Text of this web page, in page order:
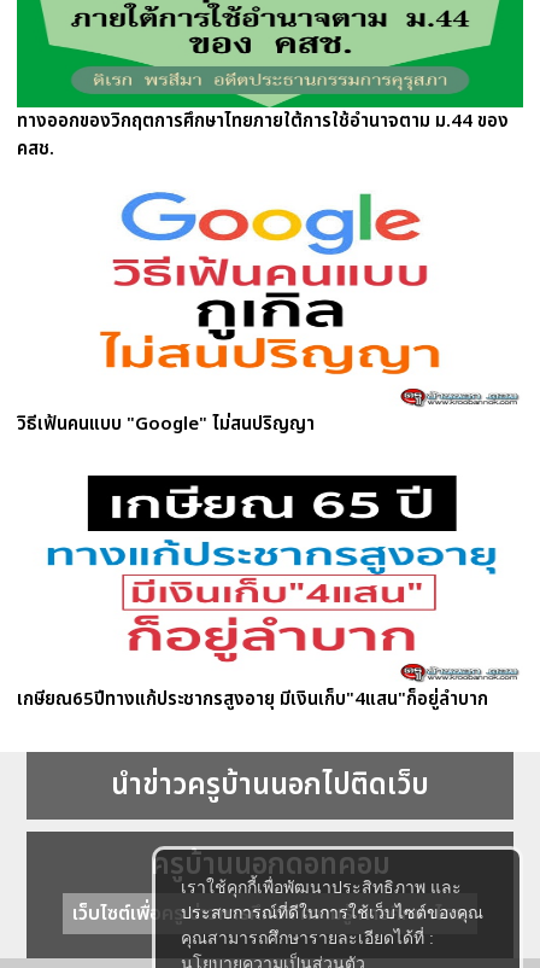
เราใช้คุกกี้เพื่อพัฒนาประสิทธิภาพ และ
ประสบการณ์ที่ดีในการใช้เว็บไซต์ของคุณ
คุณสามารถศึกษารายละเอียดได้ที่ :
นโยบายความเป็นส่วนตัว
ทางออกของวิกฤตการศึกษาไทยภายใต้การใช้อำนาจตาม ม.44 ของ
คสช.
วิธีเฟ้นคนแบบ "Google" ไม่สนปริญญา
เกษียณ65ปีทางแก้ประชากรสูงอายุ มีเงินเก็บ"4แสน"ก็อยู่ลำบาก
นำข่าวครูบ้านนอกไปติดเว็บ
ครูบ้านนอกดอทคอม
เว็บไซต์เพื่อครู ข่าวการศึกษา ความรู้ การศึกษาไทย